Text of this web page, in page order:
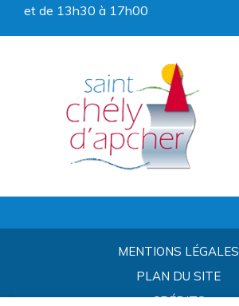
et de 13h30 à 17h00
MENTIONS LÉGALES
PLAN DU SITE
CRÉDITS